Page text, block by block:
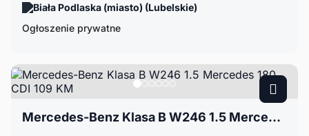
Biała Podlaska (miasto) (Lubelskie)
Ogłoszenie prywatne
Mercedes-Benz Klasa B W246 1.5 Mercedes 180 CDI 109 KM